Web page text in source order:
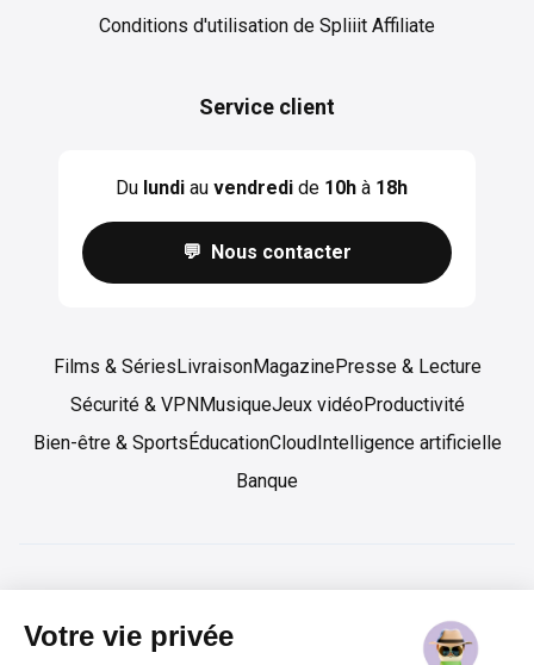
Votre vie privée
Conditions d'utilisation de Spliiit Affiliate
Service client
Du lundiau vendredide 10hà 18h
💬 Nous contacter
Films & SériesLivraisonMagazinePresse & Lecture
Sécurité & VPNMusiqueJeux vidéoProductivité
Bien-être & SportsÉducationCloudIntelligence artificielle
Banque
Spliiit est enregistré sous l'identifiant 83716 par l’Autorité de Contrôle et de Résolution
(ACPR) comme agent prestataire de services de paiement de Lemonway (établissement de